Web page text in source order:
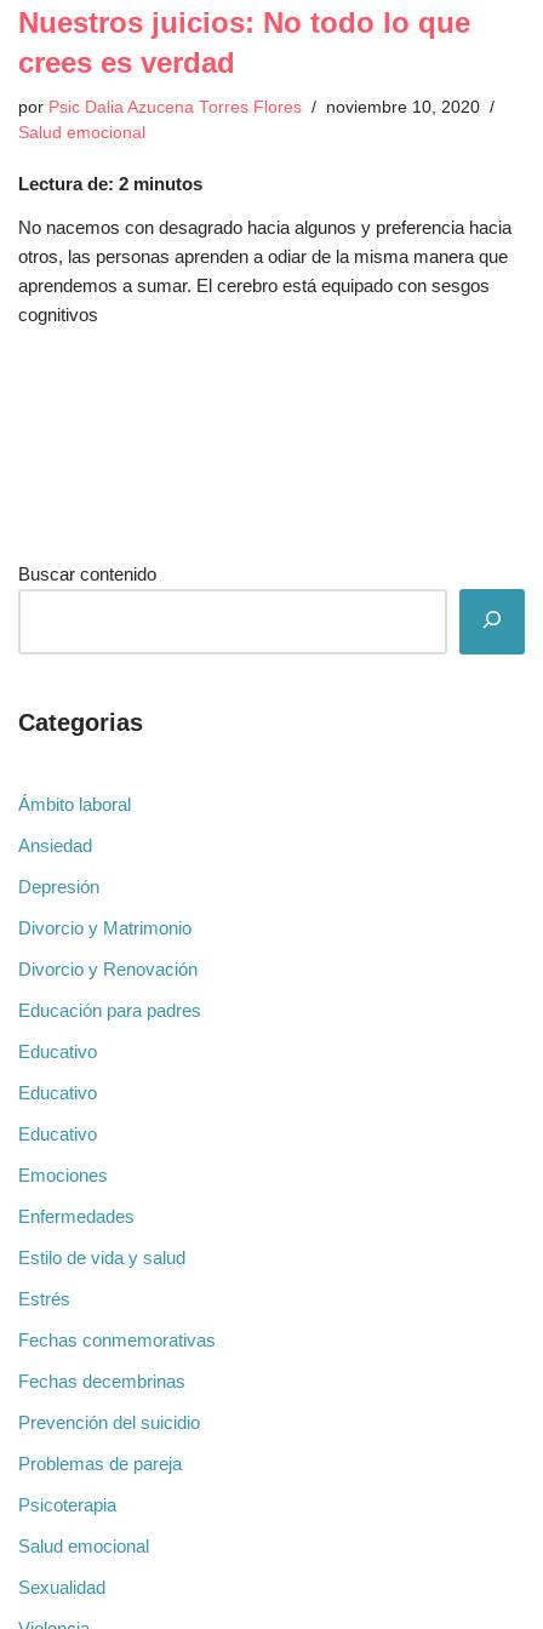
Nuestros juicios: No todo lo que
crees es verdad
por Psic Dalia Azucena Torres Flores
noviembre 10, 2020
Salud emocional
Lectura de: 2 minutos
No nacemos con desagrado hacia algunos y preferencia hacia
otros, las personas aprenden a odiar de la misma manera que
aprendemos a sumar. El cerebro está equipado con sesgos
cognitivos
Buscar contenido
Categorias
Ámbito laboral
Ansiedad
Depresión
Divorcio y Matrimonio
Divorcio y Renovación
Educación para padres
Educativo
Educativo
Educativo
Emociones
Enfermedades
Estilo de vida y salud
Estrés
Fechas conmemorativas
Fechas decembrinas
Prevención del suicidio
Problemas de pareja
Psicoterapia
Salud emocional
Sexualidad